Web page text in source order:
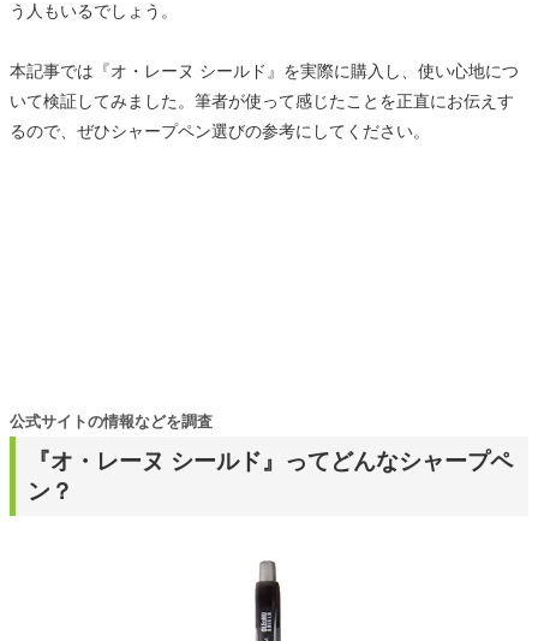
う人もいるでしょう。
本記事では『オ・レーヌ シールド』を実際に購入し、使い心地につ
いて検証してみました。筆者が使って感じたことを正直にお伝えす
るので、ぜひシャープペン選びの参考にしてください。
『オ・レーヌ シールド』ってどんなシャープペ
ン？
公式サイトの情報などを調査